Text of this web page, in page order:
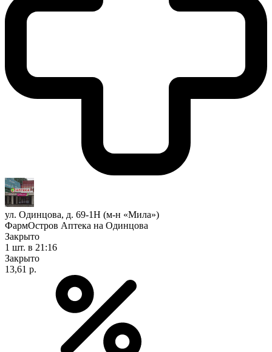
ул. Одинцова, д. 69-1Н (м-н «Мила»)
ФармОстров Аптека на Одинцова
Закрыто
1 шт. в 21:16
Закрыто
13,61 р.